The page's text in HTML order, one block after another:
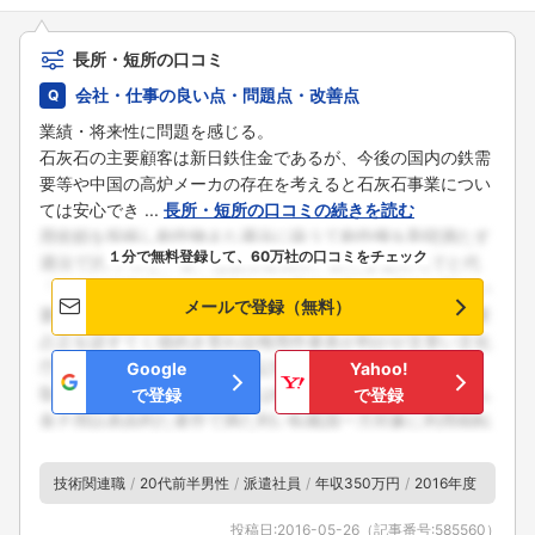
長所・短所の口コミ
会社・仕事の良い点・問題点・改善点
業績・将来性に問題を感じる。
石灰石の主要顧客は新日鉄住金であるが、今後の国内の鉄需
要等や中国の高炉メーカの存在を考えると石灰石事業につい
ては安心でき ... 長所・短所の口コミの続きを読む
１分で無料登録して、60万社の口コミをチェック
メールで登録（無料）
Google
で登録
Yahoo!
で登録
技術関連職 20代前半男性 派遣社員 年収350万円 2016年度
投稿日:2016-05-26 （記事番号:585560 ）